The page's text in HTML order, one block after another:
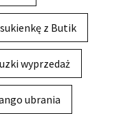
z Butik
wyprzedaż
ubrania